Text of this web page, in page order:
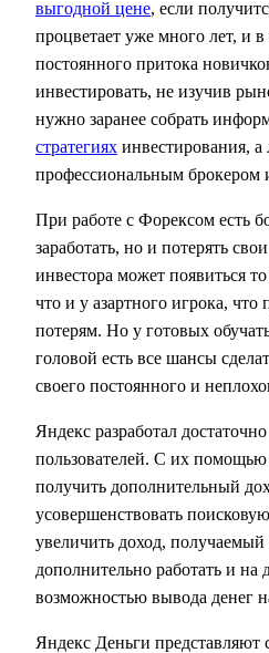
выгодной цене, если
процветает уже много лет, и
постоянного притока
инвестировать, не изучив
нужно заранее собрать
стратегиях инвестирования,
профессиональным брокером
При работе с Форексом есть
заработать, но и потерять
инвестора может появиться
что и у азартного игрока,
потерям. Но у готовых
головой есть все шансы
своего постоянного и
Яндекс разработал
пользователей. С их
получить дополнительный
усовершенствовать
увеличить доход,
дополнительно работать и на
возможностью вывода денег
Яндекс Деньги представляют